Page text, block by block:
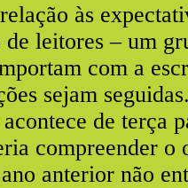
às
leitores – um
com a
sejam
de terça
compreender o
anterior não